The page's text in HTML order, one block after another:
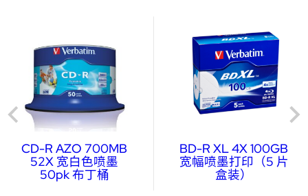
CD-R AZO 700MB
52X 宽白色喷墨
50pk 布丁桶
BD-R XL 4X 100GB
宽幅喷墨打印（5 片
盒装）